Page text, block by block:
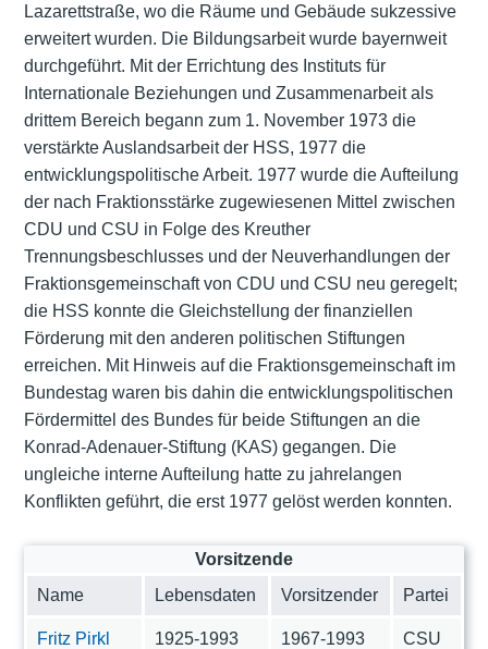
Lazarettstraße, wo die Räume und Gebäude sukzessive
erweitert wurden. Die Bildungsarbeit wurde bayernweit
durchgeführt. Mit der Errichtung des Instituts für
Internationale Beziehungen und Zusammenarbeit als
drittem Bereich begann zum 1. November 1973 die
verstärkte Auslandsarbeit der HSS, 1977 die
entwicklungspolitische Arbeit. 1977 wurde die Aufteilung
der nach Fraktionsstärke zugewiesenen Mittel zwischen
CDU und CSU in Folge des Kreuther
Trennungsbeschlusses und der Neuverhandlungen der
Fraktionsgemeinschaft von CDU und CSU neu geregelt;
die HSS konnte die Gleichstellung der finanziellen
Förderung mit den anderen politischen Stiftungen
erreichen. Mit Hinweis auf die Fraktionsgemeinschaft im
Bundestag waren bis dahin die entwicklungspolitischen
Fördermittel des Bundes für beide Stiftungen an die
Konrad-Adenauer-Stiftung (KAS) gegangen. Die
ungleiche interne Aufteilung hatte zu jahrelangen
Konflikten geführt, die erst 1977 gelöst werden konnten.
Vorsitzende
Name
Lebensdaten Vorsitzender Partei
Fritz Pirkl 1925-1993 1967-1993 CSU